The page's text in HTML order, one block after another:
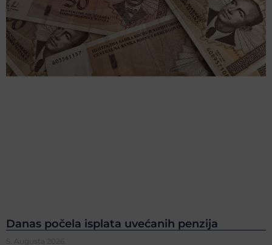
Danas počela isplata uvećanih penzija
5. Augusta 2026.